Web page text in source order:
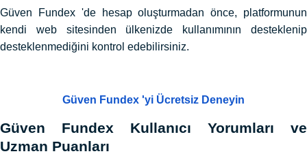
Güven Fundex 'de hesap oluşturmadan önce, platformunun
kendi web sitesinden ülkenizde kullanımının desteklenip
desteklenmediğini kontrol edebilirsiniz.
Güven Fundex 'yi Ücretsiz Deneyin
Güven Fundex Kullanıcı Yorumları ve
Uzman Puanları